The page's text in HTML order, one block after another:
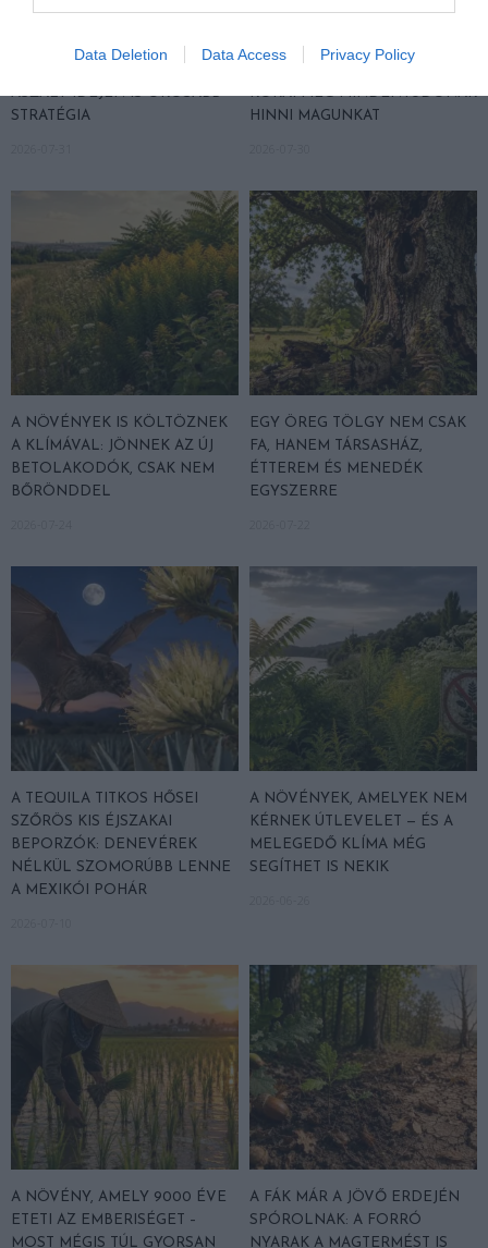
Data Deletion Data Access Privacy Policy
AZ EGYHANGÚSÁGOT: A
ASZÁLY IDEJÉN IS OKOSABB
STRATÉGIA
NEVEZTEK MEG, ÉS A FÖLD
KORAI MÉG MINDENTUDÓNAK
HINNI MAGUNKAT
A NÖVÉNYEK IS KÖLTÖZNEK
A KLÍMÁVAL: JÖNNEK AZ ÚJ
BETOLAKODÓK, CSAK NEM
BŐRÖNDDEL
EGY ÖREG TÖLGY NEM CSAK
FA, HANEM TÁRSASHÁZ,
ÉTTEREM ÉS MENEDÉK
EGYSZERRE
A TEQUILA TITKOS HŐSEI
SZŐRÖS KIS ÉJSZAKAI
BEPORZÓK: DENEVÉREK
NÉLKÜL SZOMORÚBB LENNE
A MEXIKÓI POHÁR
A NÖVÉNYEK, AMELYEK NEM
KÉRNEK ÚTLEVELET — ÉS A
MELEGEDŐ KLÍMA MÉG
SEGÍTHET IS NEKIK
A NÖVÉNY, AMELY 9000 ÉVE
ETETI AZ EMBERISÉGET –
MOST MÉGIS TÚL GYORSAN
A FÁK MÁR A JÖVŐ ERDEJÉN
SPÓROLNAK: A FORRÓ
NYARAK A MAGTERMÉST IS